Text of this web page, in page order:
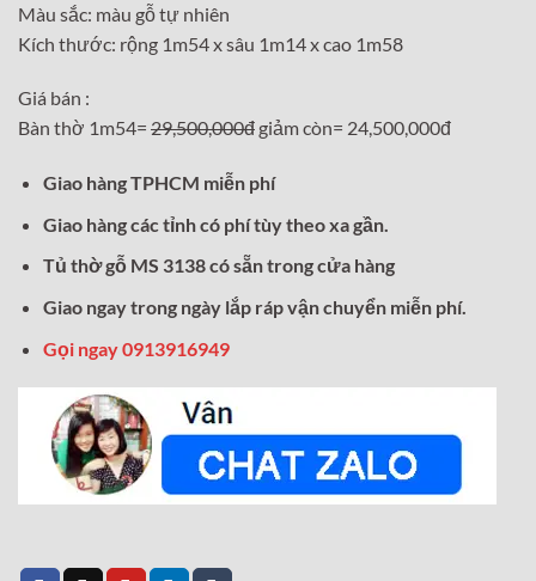
Màu sắc: màu gỗ tự nhiên
Kích thước: rộng 1m54 x sâu 1m14 x cao 1m58
Giá bán :
Bàn thờ 1m54= 29,500,000đ giảm còn= 24,500,000đ
Giao hàng TPHCM miễn phí
Giao hàng các tỉnh có phí tùy theo xa gần.
Tủ thờ gỗ MS 3138 có sẵn trong cửa hàng
Giao ngay trong ngày lắp ráp vận chuyển miễn phí.
Gọi ngay 0913916949